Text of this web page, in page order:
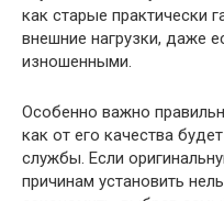
как старые практически
внешние нагрузки, даже
изношенными.
Особенно важно
как от его качества
службы. Если
причинам установить